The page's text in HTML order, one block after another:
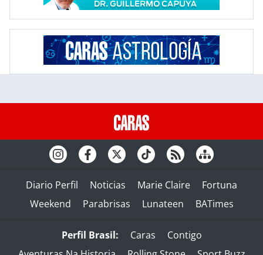
Diario Perfil Noticias Marie Claire
Fortuna
Weekend
Parabrisas Lunateen BATimes
Perfil Brasil: Caras
Contigo